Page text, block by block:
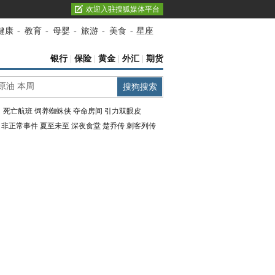
欢迎入驻搜狐媒体平台
康 - 教育 - 母婴 - 旅游 - 美食 - 星座
银行| 保险 黄金 外汇 期货
死亡航班 饲养蜘蛛侠 夺命房间 引力双眼皮
非正常事件 夏至未至 深夜食堂 楚乔传 刺客列传